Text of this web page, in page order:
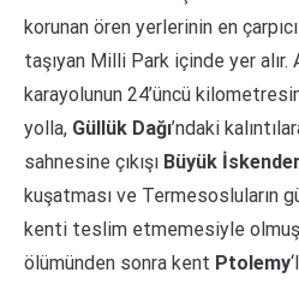
korunan ören yerlerinin en
taşıyan Milli Park içinde yer
karayolunun 24’üncü
yolla, Güllük Dağı’ndaki
sahnesine çıkışı Büyük İskender
kuşatması ve Termesosluların
kenti teslim etmemesiyle
ölümünden sonra kent Ptolemy